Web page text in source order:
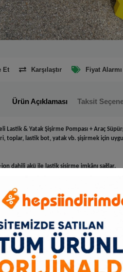
Et Karşılaştır Fiyat Alarmı
Ürün Açıklaması Taksit
Lastik & Yatak Şişirme Pompası + Araç
toplar, lastik bot, yatak vb. şişirmek için
dahili akü ile lastik şişirme imkânı sağlar.
plaj gibi elektriğin olmadığı açık
çok yönlü kullanım imkânı.
vb. seyahat alanlarında koltuk,
ayrıştırarak toz filtrelenir temiz hava tahliye
emme kuvvetini mükemmelleştirir.
boşaltılır, Şeffaf toz toplama haznesi
zor yerleri temizleme imkânı sağlar.
havasını söndürebilme imkânı.
lastikleri şişirmede kullanılır.